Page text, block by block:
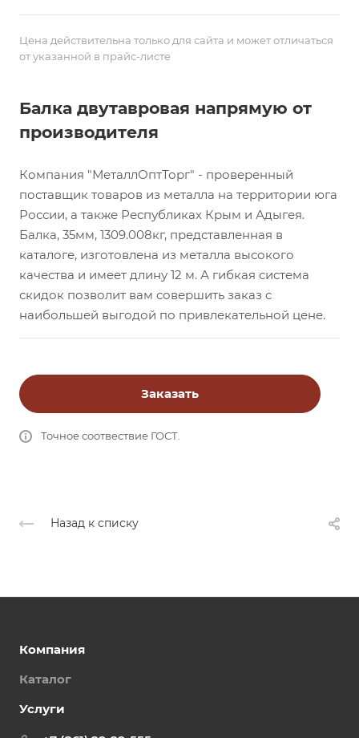
Цена действительна только для сайта и может отличаться
от указанной в прайс-листе
Балка двутавровая напрямую от
производителя
Компания "МеталлОптТорг" - проверенный
поставщик товаров из металла на территории юга
России, а также Республиках Крым и Адыгея.
Балка, 35мм, 1309.008кг, представленная в
каталоге, изготовлена из металла высокого
качества и имеет длину 12 м. А гибкая система
скидок позволит вам совершить заказ с
наибольшей выгодой по привлекательной цене.
Заказать
Точное соотвествие ГОСТ.
Назад к списку
Компания
Каталог
Услуги